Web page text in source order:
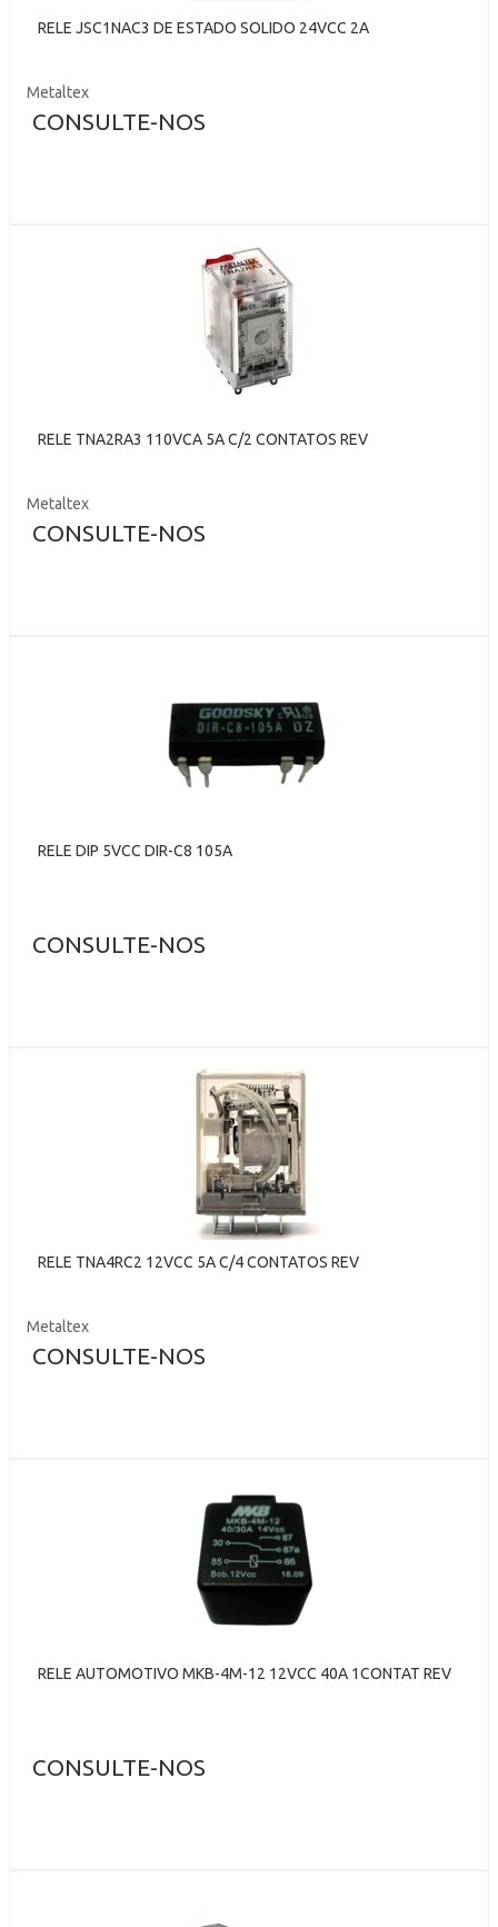
RELE JSC1NAC3 DE ESTADO SOLIDO 24VCC 2A
Metaltex
CONSULTE-NOS
RELE TNA2RA3 110VCA 5A C/2 CONTATOS REV
Metaltex
CONSULTE-NOS
RELE DIP 5VCC DIR-C8 105A
CONSULTE-NOS
RELE TNA4RC2 12VCC 5A C/4 CONTATOS REV
Metaltex
CONSULTE-NOS
RELE AUTOMOTIVO MKB-4M-12 12VCC 40A 1CONTAT REV
CONSULTE-NOS